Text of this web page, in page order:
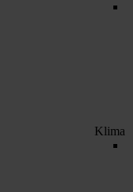
Klima